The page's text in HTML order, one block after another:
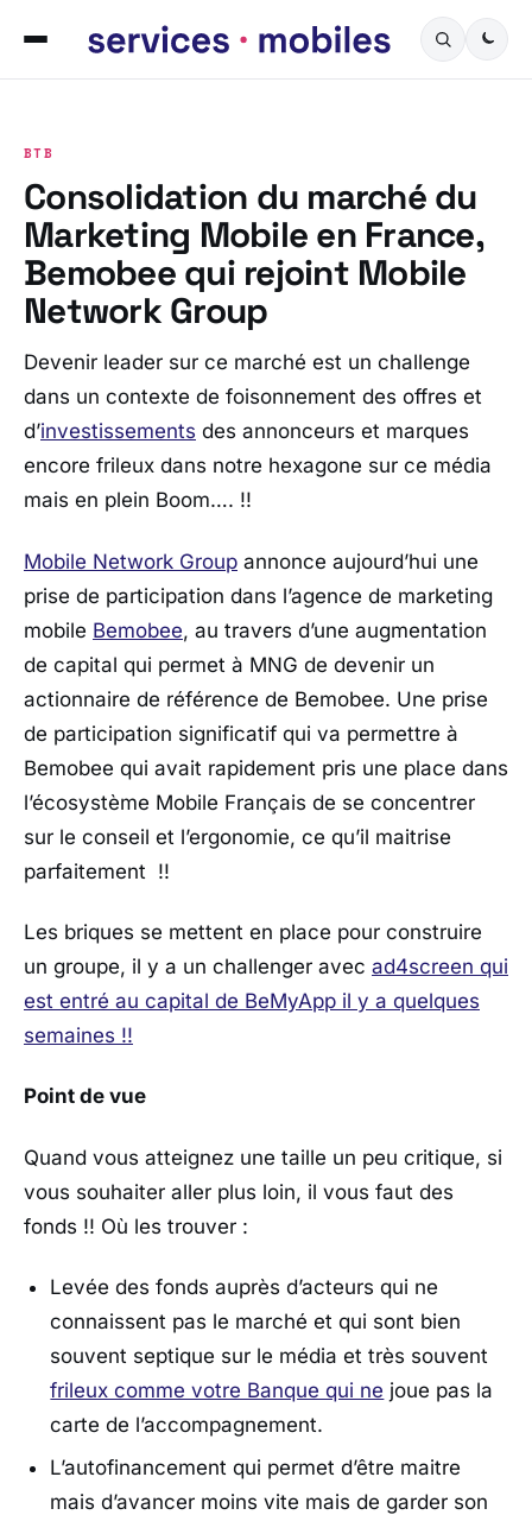
BTB
Consolidation du marché du
Marketing Mobile en France,
Bemobee qui rejoint Mobile
Network Group
Devenir leader sur ce marché est un challenge
dans un contexte de foisonnement des offres et
d’investissements des annonceurs et marques
encore frileux dans notre hexagone sur ce média
mais en plein Boom…. !!
Mobile Network Group annonce aujourd’hui une
prise de participation dans l’agence de marketing
mobile Bemobee, au travers d’une augmentation
de capital qui permet à MNG de devenir un
actionnaire de référence de Bemobee. Une prise
de participation significatif qui va permettre à
Bemobee qui avait rapidement pris une place dans
l’écosystème Mobile Français de se concentrer
sur le conseil et l’ergonomie, ce qu’il maitrise
parfaitement !!
Les briques se mettent en place pour construire
un groupe, il y a un challenger avec ad4screen qui
est entré au capital de BeMyApp il y a quelques
semaines !!
Point de vue
Quand vous atteignez une taille un peu critique, si
vous souhaiter aller plus loin, il vous faut des
fonds !! Où les trouver :
Levée des fonds auprès d’acteurs qui ne
connaissent pas le marché et qui sont bien
souvent septique sur le média et très souvent
frileux comme votre Banque qui ne joue pas la
carte de l’accompagnement.
L’autofinancement qui permet d’être maitre
mais d’avancer moins vite mais de garder son